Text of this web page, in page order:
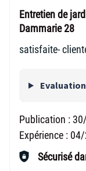
Entretien de
Dammarie 28
satisfaite-
Publication :
Expérience :
Sécurisé